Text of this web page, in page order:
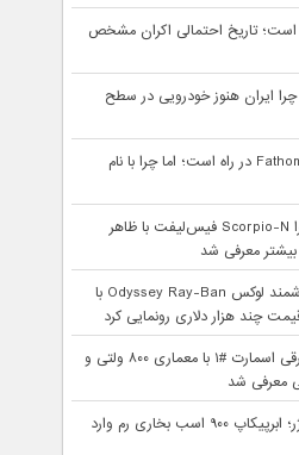
۵ در راه است؛ تاریخ احتمالی اکران مشخص
چرا ایران هنوز خودرویی در سطح
پیکاپ برقی فورد Fathom در راه است؛ اما چرا با نام
شاسی‌بلند ماهیندرا Scorpio-N فیس‌لیفت با ظاهر
معرفی شد
کاویار از عینک هوشمند لوکس Odyssey Ray-Ban با
چند هزار دلاری رونمایی کرد
شاسی‌بلند جدید برقی اسمارت #۱ با معماری ۸۰۰ ولتی و
معرفی شد
رامبل بی سوپرشارژر؛ ابرپیکاپ ۹۰۰ اسب بخاری رم وارد